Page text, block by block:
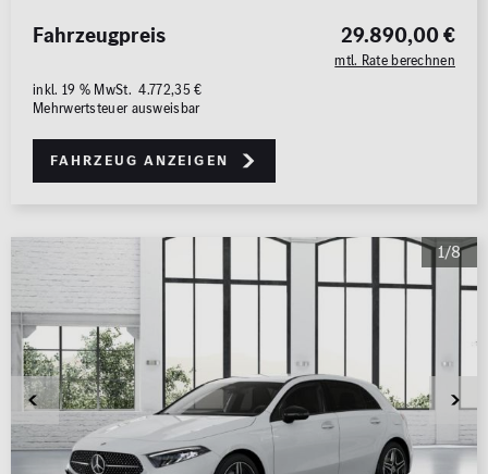
29.890,00 €
mtl. Rate berechnen
Fahrzeugpreis
inkl. 19 % MwSt. 4.772,35 €
Mehrwertsteuer ausweisbar
Fahrzeug anzeigen
1/8